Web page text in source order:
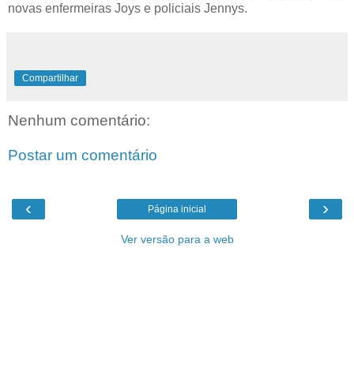
novas enfermeiras Joys e policiais Jennys.
Compartilhar
Nenhum comentário:
Postar um comentário
‹ ›
Página inicial
Ver versão para a web